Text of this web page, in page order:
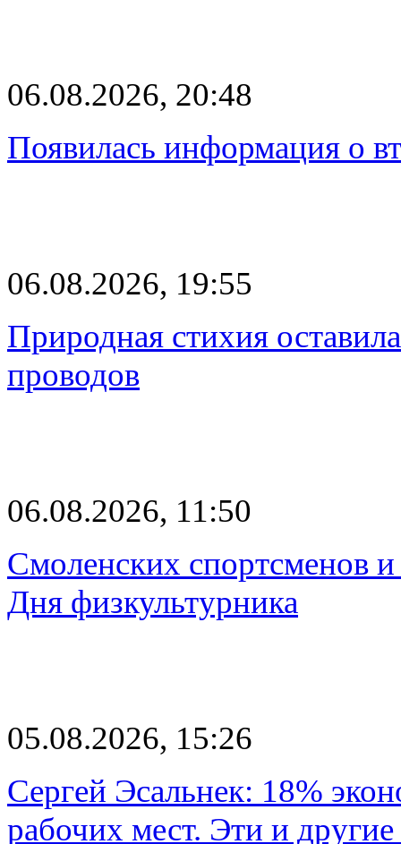
06.08.2026, 20:48
Появилась информация о
06.08.2026, 19:55
Природная стихия
проводов
06.08.2026, 11:50
Смоленских спортсменов
Дня физкультурника
05.08.2026, 15:26
Сергей Эсальнек: 18%
рабочих мест. Эти и